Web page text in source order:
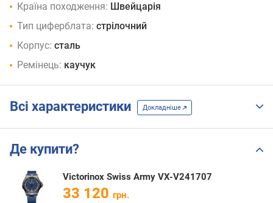
Країна походження: Швейцарія
Тип циферблата: стрілочний
Корпус: сталь
Ремінець: каучук
Всі характеристики Докладніше
Де купити?
Victorinox Swiss Army VX-V241707
33 120 грн.